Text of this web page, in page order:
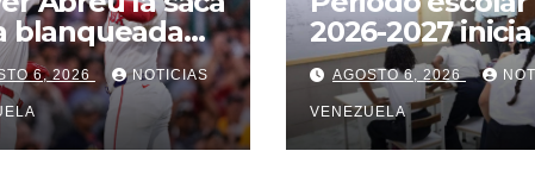
blanqueada
Red Sox
6, 2026 NOTICIAS
2026-2027
14 de
AGOSTO 6, 2026
VENEZUELA